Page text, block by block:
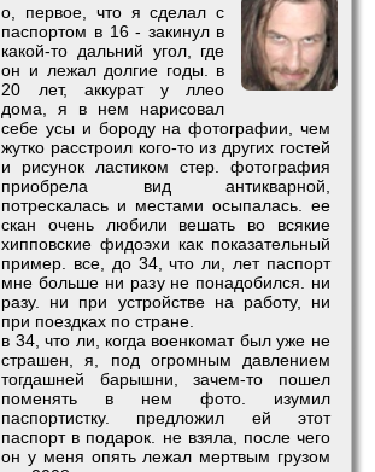
о, первое, что я сделал с
паспортом в 16 - закинул в
какой-то дальний угол, где
он и лежал долгие годы. в
20 лет, аккурат у ллео
дома, я в нем нарисовал
себе усы и бороду на фотографии, чем
жутко расстроил кого-то из других гостей
и рисунок ластиком стер. фотография
приобрела вид антикварной,
потрескалась и местами осыпалась. ее
скан очень любили вешать во всякие
хипповские фидоэхи как показательный
пример. все, до 34, что ли, лет паспорт
мне больше ни разу не понадобился. ни
разу. ни при устройстве на работу, ни
при поездках по стране.
в 34, что ли, когда военкомат был уже не
страшен, я, под огромным давлением
тогдашней барышни, зачем-то пошел
поменять в нем фото. изумил
паспортистку. предложил ей этот
паспорт в подарок. не взяла, после чего
он у меня опять лежал мертвым грузом